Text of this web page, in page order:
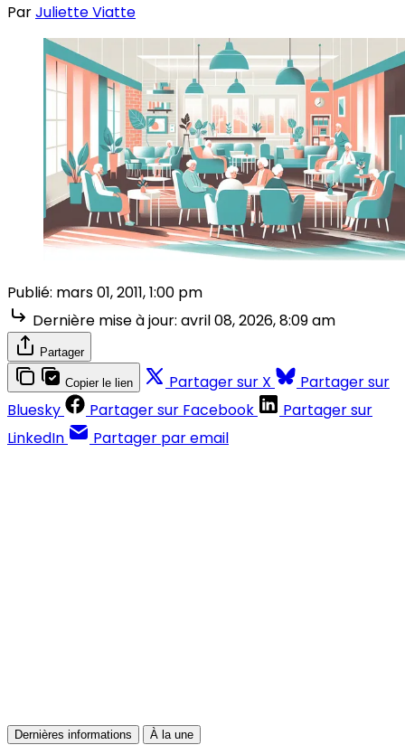
ParJuliette Viatte
Publié: mars 01, 2011, 1:00 pm
Dernière mise à jour: avril 08, 2026, 8:09 am
Partager
Copier le lien Partager sur X
Partager sur
Bluesky
Partager sur Facebook
Partager sur
LinkedIn
Partager par email
Dernières informations À la une